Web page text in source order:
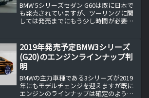
BMW 5シリーズセダン G60は既に日本で
も発売されていますが、ツーリングに関
しては発売までにもう少し時間が必要で
リング G99の発売も控えています。
2019年発売予定BMW3シリーズ
(G20)のエンジンラインナップ判
明
BMWの主力車種である3シリーズが2019
年にもモデルチェンジを迎えますが既に
エンジンのラインナップは確定のようで